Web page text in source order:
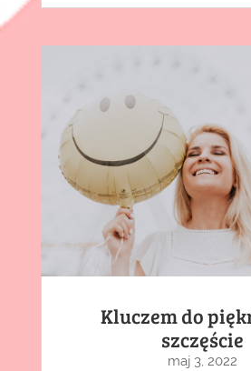
Kluczem do
szczęście
maj 3, 2022